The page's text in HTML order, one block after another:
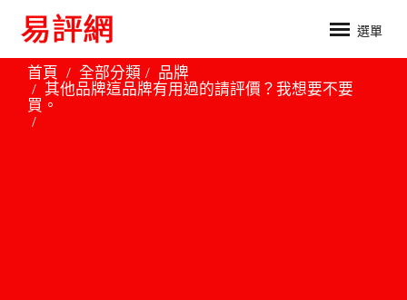
選單
首頁 全部分類
品牌
其他品牌這品牌有用過的請評價？我想要不要
買。